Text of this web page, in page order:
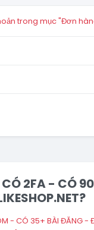
trong mục "Đơn
2FA - CÓ
- CÓ 35+ BÀI